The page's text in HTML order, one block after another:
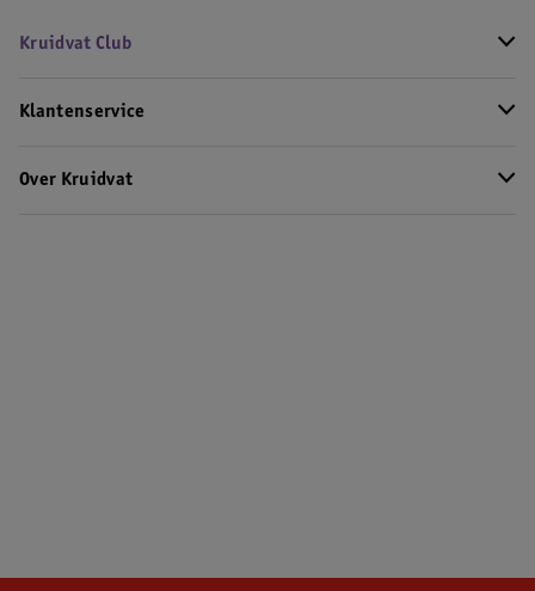
Kruidvat Club
Klantenservice
Over Kruidvat